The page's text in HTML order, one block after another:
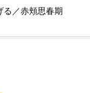
る／赤頬思春期